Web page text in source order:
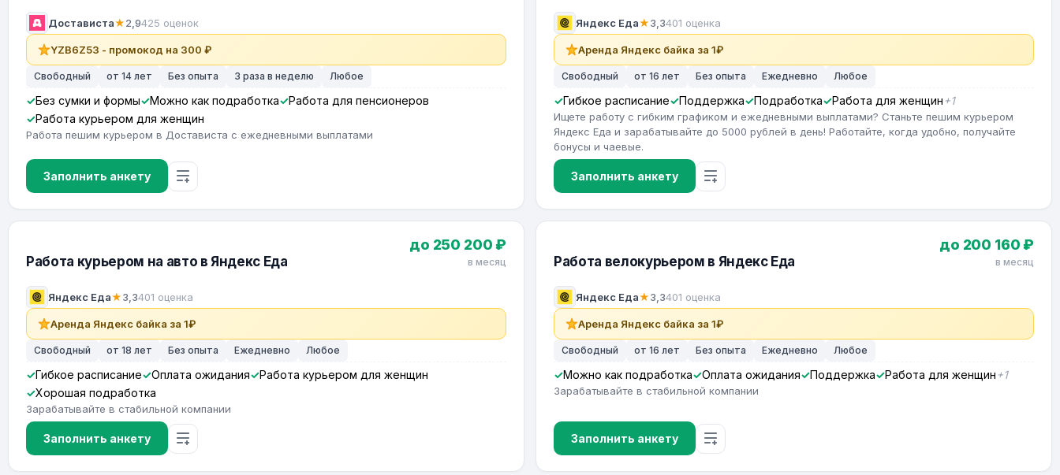
Достависта★2,9425 оценок
YZB6Z53 - промокод на 300 ₽
Свободный от 14 лет Без опыта 3 раза в неделю Любое
Без сумки и формы Можно как подработка
Работа для пенсионеров
Работа курьером для женщин
Работа пешим курьером в Достависта с ежедневными выплатами
Заполнить анкету
Яндекс Еда★3,3401 оценка
Аренда Яндекс байка за 1₽
Свободный от 16 лет Без опыта Ежедневно Любое
Гибкое расписание Поддержка Подработка Работа для женщин +1
Ищете работу с гибким графиком и ежедневными выплатами? Станьте пешим курьером
Яндекс Еда и зарабатывайте до 5000 рублей в день! Работайте, когда удобно, получайте
бонусы и чаевые.
Заполнить анкету
Работа курьером на авто в Яндекс Еда
Яндекс Еда★3,3401 оценка
до 250 200 ₽
в месяц
Аренда Яндекс байка за 1₽
Свободный от 18 лет Без опыта Ежедневно Любое
Гибкое расписание Оплата ожидания
Работа курьером для женщин
Хорошая подработка
Зарабатывайте в стабильной компании
Заполнить анкету
Работа велокурьером в Яндекс Еда
Яндекс Еда★3,3401 оценка
до 200 160 ₽
в месяц
Аренда Яндекс байка за 1₽
Свободный от 16 лет Без опыта Ежедневно Любое
Можно как подработка Оплата ожидания Поддержка Работа для женщин +1
Зарабатывайте в стабильной компании
Заполнить анкету